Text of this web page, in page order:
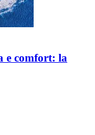
e comfort: la